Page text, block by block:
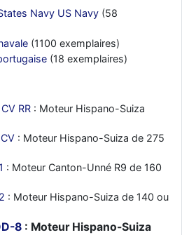
Navy US Navy(58
(1100 exemplaires)
(18 exemplaires)
RR : Moteur Hispano-Suiza
: Moteur Hispano-Suiza de 275
: Moteur Canton-Unné R9 de 160
: Moteur Hispano-Suiza de 140 ou
8 : Moteur Hispano-Suiza